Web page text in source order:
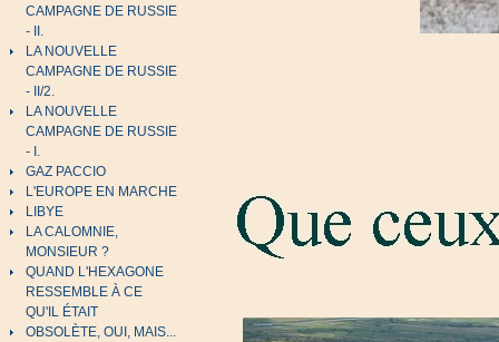
CAMPAGNE DE RUSSIE
- II.
LA NOUVELLE
CAMPAGNE DE RUSSIE
- II/2.
LA NOUVELLE
CAMPAGNE DE RUSSIE
- I.
GAZ PACCIO
L'EUROPE EN MARCHE
LIBYE
LA CALOMNIE,
MONSIEUR ?
QUAND L'HEXAGONE
RESSEMBLE À CE
QU'IL ÉTAIT
OBSOLÈTE, OUI, MAIS...